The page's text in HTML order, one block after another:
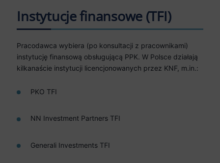
Instytucje finansowe (TFI)
Pracodawca wybiera (po konsultacji z pracownikami)
instytucję finansową obsługującą PPK. W Polsce działają
kilkanaście instytucji licencjonowanych przez KNF, m.in.:
PKO TFI
NN Investment Partners TFI
Generali Investments TFI